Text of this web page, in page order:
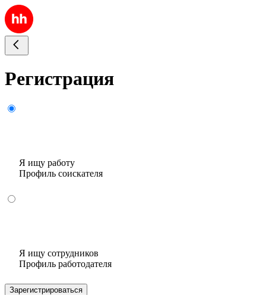
Регистрация
Я ищу работу
Профиль соискателя
Я ищу сотрудников
Профиль работодателя
Зарегистрироваться